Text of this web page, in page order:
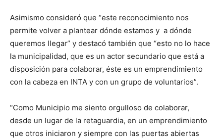
Asimismo consideró que “este reconocimiento nos
permite volver a plantear dónde estamos y a dónde
queremos llegar” y destacó también que “esto no lo hace
la municipalidad, que es un actor secundario que está a
disposición para colaborar, éste es un emprendimiento
con la cabeza en INTA y con un grupo de voluntarios”.
“Como Municipio me siento orgulloso de colaborar,
desde un lugar de la retaguardia, en un emprendimiento
que otros iniciaron y siempre con las puertas abiertas